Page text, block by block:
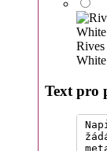
White
Text pro